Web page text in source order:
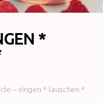
*
– singen * lauschen *